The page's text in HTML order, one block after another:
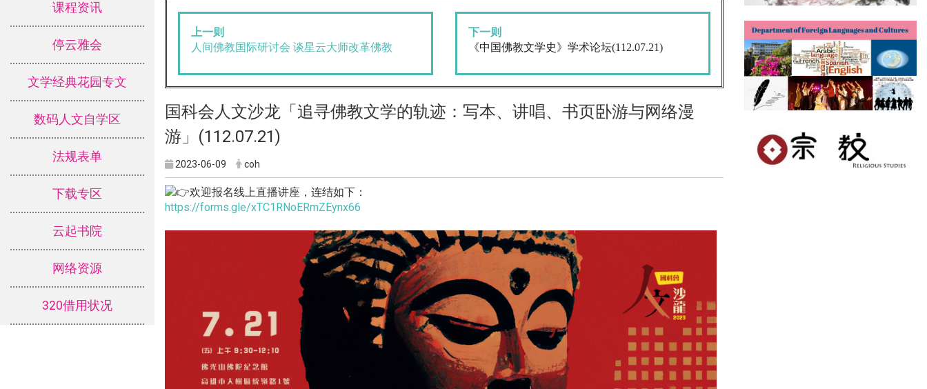
课程资讯
停云雅会
文学经典花园专文
数码人文自学区
法规表单
下载专区
云起书院
网络资源
320借用状况
上一则
人间佛教国际研讨会 谈星云大师改革佛教
下一则
《中国佛教文学史》学术论坛(112.07.21)
国科会人文沙龙「追寻佛教文学的轨迹：写本、讲唱、书页卧游与网络漫
游」(112.07.21)
2023-06-09 coh
欢迎报名线上直播讲座，连结如下：
https://forms.gle/xTC1RNoERmZEynx66